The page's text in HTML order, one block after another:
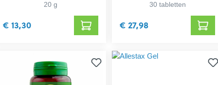
20 g
€ 13,30
30 tabletten
€ 27,98